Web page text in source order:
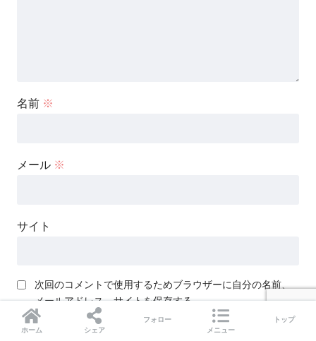
名前 ※
メール ※
サイト
次回のコメントで使用するためブラウザーに自分の名前、
メールアドレス、サイトを保存する。
ホーム シェア
フォロー
メニュー
トップ